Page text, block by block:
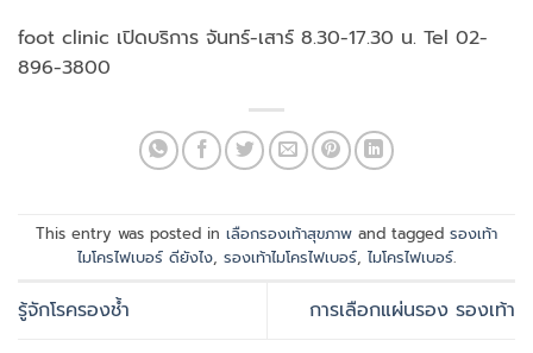
foot clinic เปิดบริการ จันทร์-เสาร์ 8.30-17.30 น. Tel 02-
896-3800
This entry was posted in เลือกรองเท้าสุขภาพ and tagged รองเท้า
ไมโครไฟเบอร์ ดียังไง, รองเท้าไมโครไฟเบอร์, ไมโครไฟเบอร์.
รู้จักโรครองช้ำ การเลือกแผ่นรอง รองเท้า